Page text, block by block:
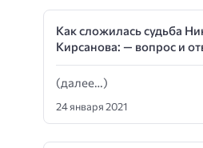
Как сложилась судьба
Кирсанова: — вопрос и
(далее…)
24 января 2021